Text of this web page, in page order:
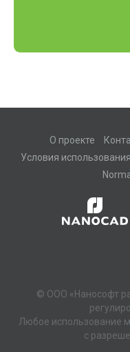
О проекте
Условия использования
© ООО «Нанософт
Любое использование
с